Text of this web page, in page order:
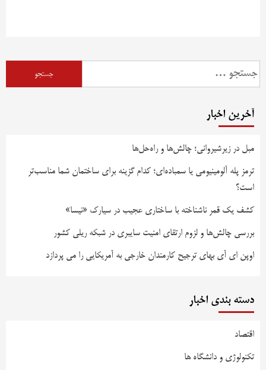
آخرین اخبار
مبل در زیرشیروانی؛ چالش‌ها و راه‌حل‌ها
ترمز پله آلومینیومی یا سمباده‌ای؛ کدام گزینه برای ساختمان شما مناسب‌تر
است؟
کشف یک قمر ناشناخته با ساختاری عجیب در سیارک «نیسا»
بررسی چالش‌ها و لزوم ارتقای امنیت سایبری در شبکه ریلی کشور
اوپن ای آی بهای ترجیح کارمندان خارجی به آمریکایی را می پردازد
دسته بندی اخبار
اقتصاد
تکنولوژی و دانشگاه ها